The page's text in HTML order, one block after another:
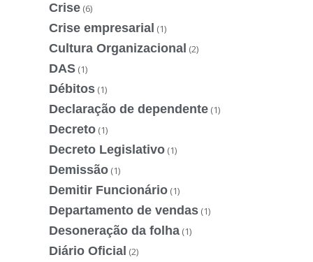
Crise (6)
Crise empresarial (1)
Cultura Organizacional (2)
DAS (1)
Débitos (1)
Declaração de dependente (1)
Decreto (1)
Decreto Legislativo (1)
Demissão (1)
Demitir Funcionário (1)
Departamento de vendas (1)
Desoneração da folha (1)
Diário Oficial (2)